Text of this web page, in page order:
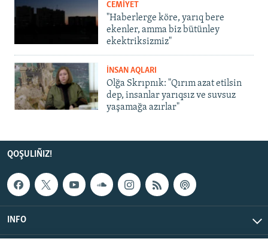
CEMİYET
"Haberlerge köre, yarıq bere
ekenler, amma biz bütünley
ekektriksizmiz"
İNSAN AQLARI
Olğa Skrıpnık: "Qırım azat etilsin
dep, insanlar yarıqsız ve suvsuz
yaşamağa azırlar"
QOŞULIÑIZ!
INFO